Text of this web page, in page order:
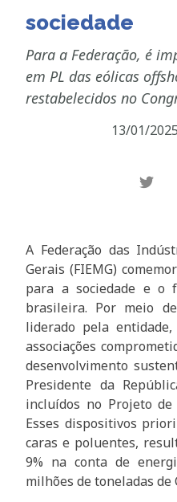
sociedade
Para a Federação, é
em PL das eólicas
restabelecidos no
13/01/2025
A Federação das
Gerais (FIEMG)
para a sociedade e o
brasileira. Por meio
liderado pela
associações
desenvolvimento
Presidente da
incluídos no Projeto de
Esses dispositivos
caras e poluentes,
9% na conta de
milhões de toneladas de